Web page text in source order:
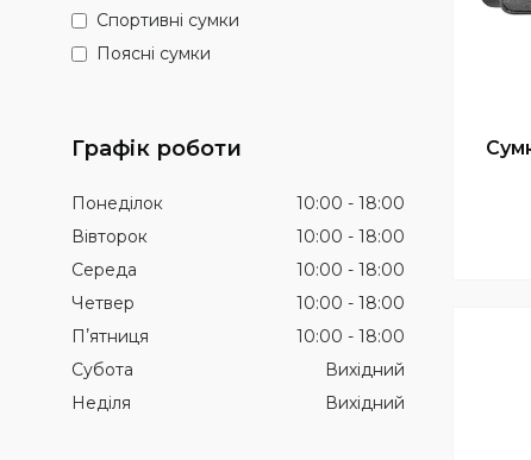
Спортивні сумки
Поясні сумки
Графік роботи
Понеділок 10:00
18:00
Вівторок
10:00
18:00
Середа
10:00
18:00
Четвер
10:00
18:00
Пʼятниця
10:00
18:00
Субота
Вихідний
Неділя
Вихідний